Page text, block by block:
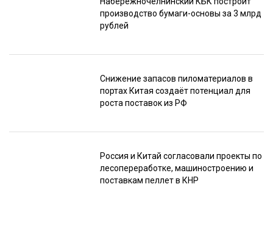
производство бумаги-основы за 3 млрд
рублей
Снижение запасов пиломатериалов в
портах Китая создаёт потенциал для
роста поставок из РФ
Россия и Китай согласовали проекты по
лесопереработке, машиностроению и
поставкам пеллет в КНР